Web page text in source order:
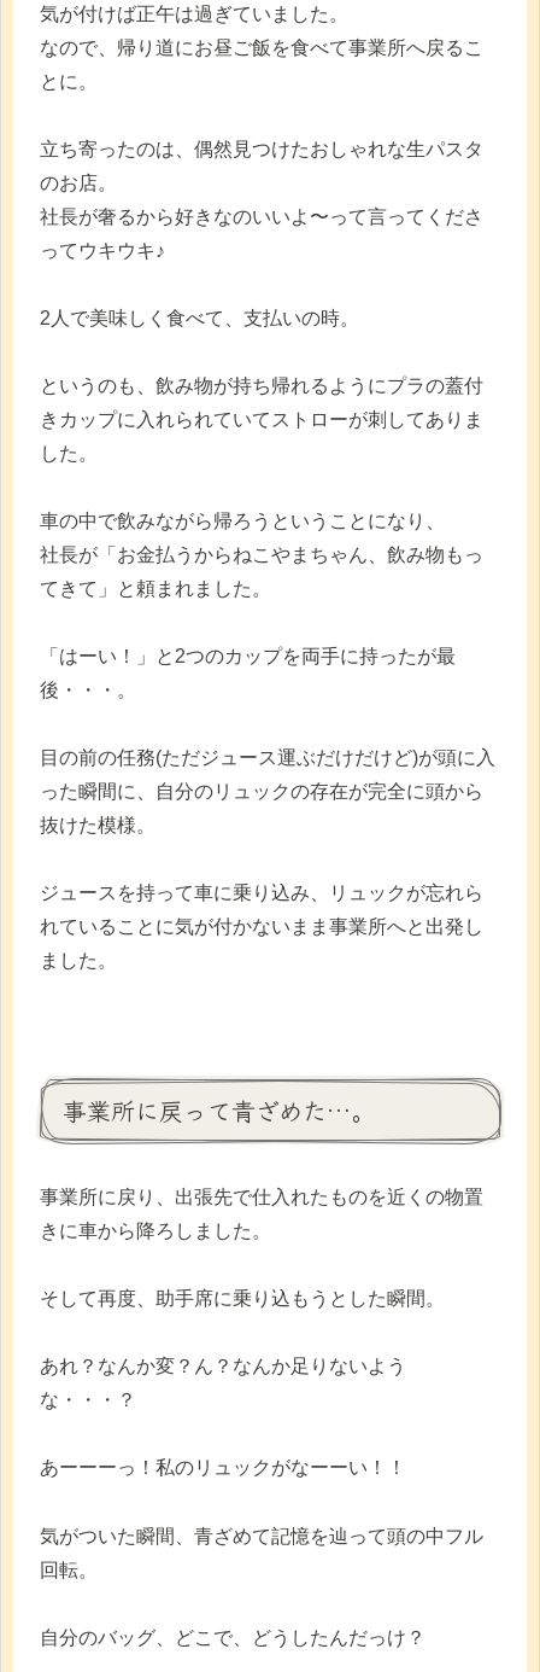
気が付けば正午は過ぎていました。
なので、帰り道にお昼ご飯を食べて事業所へ戻るこ
とに。
立ち寄ったのは、偶然見つけたおしゃれな生パスタ
のお店。
社長が奢るから好きなのいいよ〜って言ってくださ
ってウキウキ♪
2人で美味しく食べて、支払いの時。
というのも、飲み物が持ち帰れるようにプラの蓋付
きカップに入れられていてストローが刺してありま
した。
車の中で飲みながら帰ろうということになり、
社長が「お金払うからねこやまちゃん、飲み物もっ
てきて」と頼まれました。
「はーい！」と2つのカップを両手に持ったが最
後・・・。
目の前の任務(ただジュース運ぶだけだけど)が頭に入
った瞬間に、自分のリュックの存在が完全に頭から
抜けた模様。
ジュースを持って車に乗り込み、リュックが忘れら
れていることに気が付かないまま事業所へと出発し
ました。
事業所に戻って青ざめた…。
事業所に戻り、出張先で仕入れたものを近くの物置
きに車から降ろしました。
そして再度、助手席に乗り込もうとした瞬間。
あれ？なんか変？ん？なんか足りないよう
な・・・？
あーーーっ！私のリュックがなーーい！！
気がついた瞬間、青ざめて記憶を辿って頭の中フル
回転。
自分のバッグ、どこで、どうしたんだっけ？